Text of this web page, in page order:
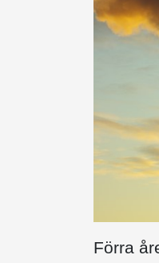
Förra